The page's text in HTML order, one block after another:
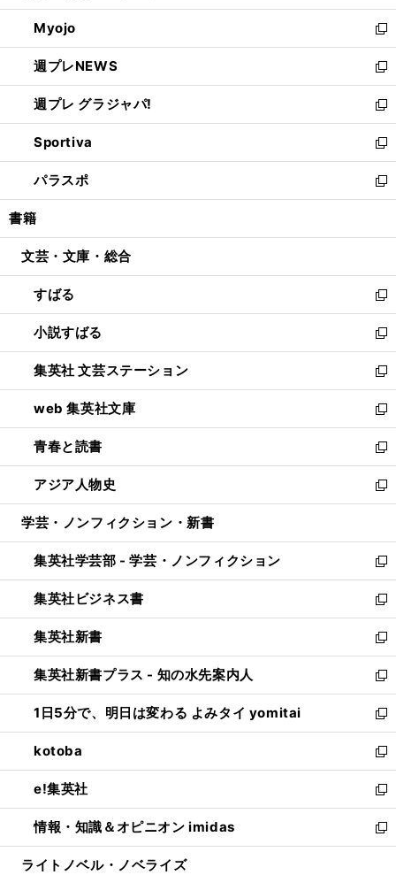
開
く
ウ
で
開
く
ン
ド
ウ
で
開
く
ウ
ィ
ン
ド
ウ
で
開
く
Myojo
新
し
い
ウ
ィ
ン
ド
ウ
で
開
週プレNEWS
新
し
い
ウ
ィ
ン
ド
ウ
開
週プレ グラジャパ!
新
し
い
ウ
ィ
ン
ウ
開
く
Sportiva
新
し
い
ウ
ン
ウ
で
開
く
パラスポ
新
し
ウ
ン
ド
ウ
で
開
く
書籍
文芸・文庫・総合
すばる
新
し
い
ウ
ィ
ン
ド
ウ
で
開
く
小説すばる
新
し
い
ウ
ィ
ン
ド
ウ
で
開
集英社 文芸ステーション
新
し
い
ウ
ィ
ン
ド
ウ
開
く
web 集英社文庫
新
し
い
ウ
ィ
ン
ウ
で
開
く
青春と読書
新
し
い
ウ
ン
ド
ウ
で
開
く
アジア人物史
新
し
ウ
ィ
ン
ド
ウ
で
開
く
学芸・ノンフィクション・新書
集英社学芸部 - 学芸・ノンフィクション
新
し
い
ウ
ィ
ン
ド
ウ
で
開
く
集英社ビジネス書
新
し
い
ウ
ィ
ン
ド
ウ
で
開
く
集英社新書
新
し
い
ウ
ィ
ン
ド
ウ
で
開
く
集英社新書プラス - 知の水先案内人
新
し
い
ウ
ィ
ン
ド
ウ
で
開
1日5分で、明日は変わる よみタイ yomitai
新
し
い
ウ
ィ
ン
ド
ウ
kotoba
新
し
い
ウ
ィ
ン
e!集英社
新
し
い
ウ
情報・知識＆オピニオン imidas
新
し
ライトノベル・ノベライズ